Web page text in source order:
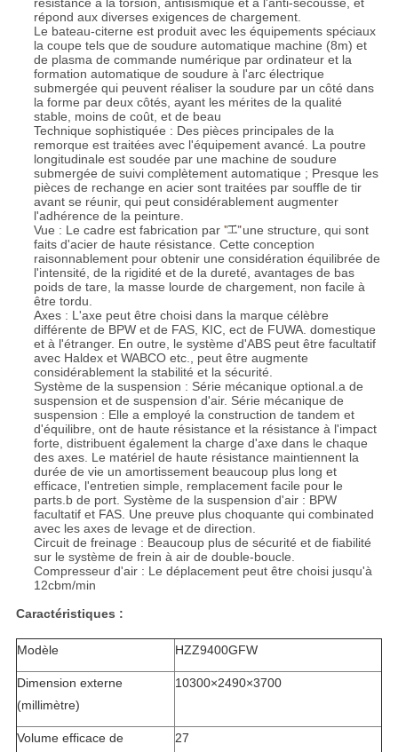
résistance à la torsion, antisismique et à l'anti-secousse, et
répond aux diverses exigences de chargement.
Le bateau-citerne est produit avec les équipements spéciaux
la coupe tels que de soudure automatique machine (8m) et
de plasma de commande numérique par ordinateur et la
formation automatique de soudure à l'arc électrique
submergée qui peuvent réaliser la soudure par un côté dans
la forme par deux côtés, ayant les mérites de la qualité
stable, moins de coût, et de beau
Technique sophistiquée : Des pièces principales de la
remorque est traitées avec l'équipement avancé. La poutre
longitudinale est soudée par une machine de soudure
submergée de suivi complètement automatique ; Presque les
pièces de rechange en acier sont traitées par souffle de tir
avant se réunir, qui peut considérablement augmenter
l'adhérence de la peinture.
Vue : Le cadre est fabrication par
une structure, qui sont
faits d'acier de haute résistance. Cette conception
raisonnablement pour obtenir une considération équilibrée de
l'intensité, de la rigidité et de la dureté, avantages de bas
poids de tare, la masse lourde de chargement, non facile à
être tordu.
Axes : L'axe peut être choisi dans la marque célèbre
différente de BPW et de FAS, KIC, ect de FUWA. domestique
et à l'étranger. En outre, le système d'ABS peut être facultatif
avec Haldex et WABCO etc., peut être augmente
considérablement la stabilité et la sécurité.
Système de la suspension : Série mécanique optional.a de
suspension et de suspension d'air. Série mécanique de
suspension : Elle a employé la construction de tandem et
d'équilibre, ont de haute résistance et la résistance à l'impact
forte, distribuent également la charge d'axe dans le chaque
des axes. Le matériel de haute résistance maintiennent la
durée de vie un amortissement beaucoup plus long et
efficace, l'entretien simple, remplacement facile pour le
parts.b de port. Système de la suspension d'air : BPW
facultatif et FAS. Une preuve plus choquante qui combinated
avec les axes de levage et de direction.
Circuit de freinage : Beaucoup plus de sécurité et de fiabilité
sur le système de frein à air de double-boucle.
Compresseur d'air : Le déplacement peut être choisi jusqu'à
12cbm/min
Caractéristiques :
Modèle HZZ9400GFW
Dimension externe
(millimètre)
10300×2490×3700
Volume efficace de
27